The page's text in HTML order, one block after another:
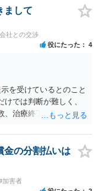
まして
社との交渉
役にたった 4
を受けているとのこと
では判断が難しく、
、治療終了の経緯、後
れる慰謝料額について
きる場合がありますの
に個別に相談すること
いている示談金額の提
始日及び治療終了日
金の分割払いは
加害者